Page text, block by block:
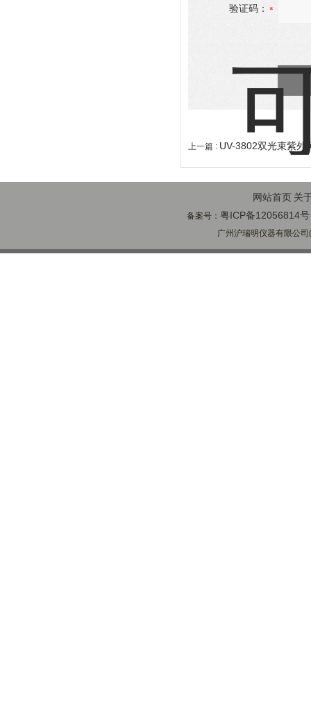
验证码：
上一篇 : UV-3802双光束紫外
网站首页 关
备案号： 粤ICP备12056814号
广州沪瑞明仪器有限公